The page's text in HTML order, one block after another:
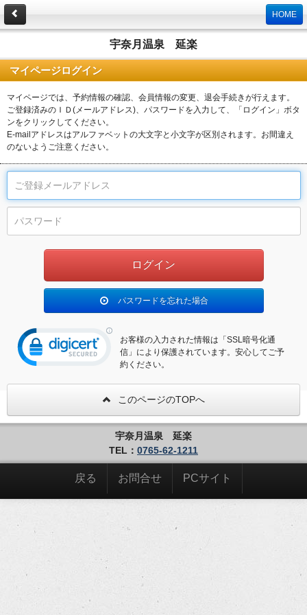
HOME
宇奈月温泉 延楽
マイページログイン
マイページでは、予約情報の確認、会員情報の変更、退会手続きが行えます。
ご登録済みのＩＤ(メールアドレス)、パスワードを入力して、「ログイン」ボタ
ンをクリックしてください。
E-mailアドレスはアルファベットの大文字と小文字が区別されます。お間違え
のないようご注意ください。
パスワードを忘れた場合
お客様の入力された情報は「SSL暗号化通
信」により保護されています。安心してご予
約ください。
このページのTOPへ
宇奈月温泉 延楽
TEL： 0765-62-1211
戻る お問合せ PCサイト